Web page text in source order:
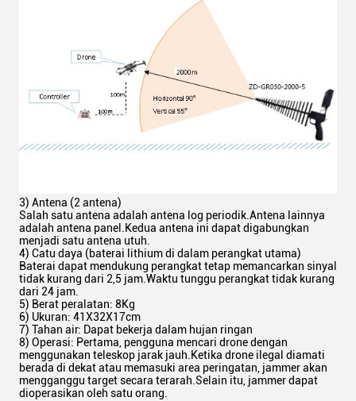
3) Antena (2 antena)
Salah satu antena adalah antena log periodik.Antena lainnya
adalah antena panel.Kedua antena ini dapat digabungkan
menjadi satu antena utuh.
4) Catu daya (baterai lithium di dalam perangkat utama)
Baterai dapat mendukung perangkat tetap memancarkan sinyal
tidak kurang dari 2,5 jam.Waktu tunggu perangkat tidak kurang
dari 24 jam.
5) Berat peralatan: 8Kg
6) Ukuran: 41X32X17cm
7) Tahan air: Dapat bekerja dalam hujan ringan
8) Operasi: Pertama, pengguna mencari drone dengan
menggunakan teleskop jarak jauh.Ketika drone ilegal diamati
berada di dekat atau memasuki area peringatan, jammer akan
mengganggu target secara terarah.Selain itu, jammer dapat
dioperasikan oleh satu orang.